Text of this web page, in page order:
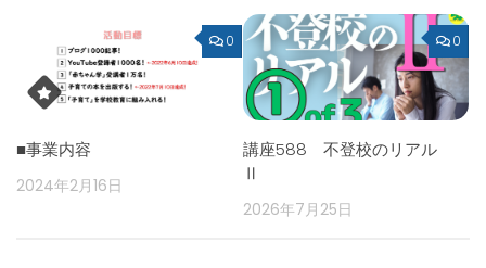
0
■事業内容
2024年2月16日
0
講座588 不登校のリアル
Ⅱ
2026年7月25日